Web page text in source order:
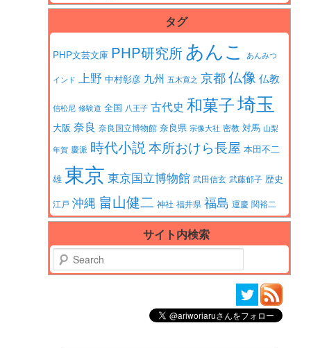
タグ
PHP文芸文庫 PHP研究所あんこ あんみつ
インド 上野 中村彰彦 九州 五木寛之 京都仏像 仏教
信松尼 修験道 全国 八王子 古代史 和菓子埼玉
大阪 奈良 奈良国立博物館 奈良県 宗像大社 密教 対馬 山梨
年賀 慶派 時代小説 本所おけら長屋 本田不二
雄 東京 東京国立博物館 武田信玄 武藤郁子 歴史
江戸 沖縄 畠山健二 神社 福井県 福島 運慶 関裕二
サイト内検索
Search